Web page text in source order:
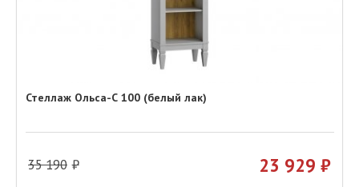
Стеллаж Ольса-С 100 (белый лак)
35 190 23 929